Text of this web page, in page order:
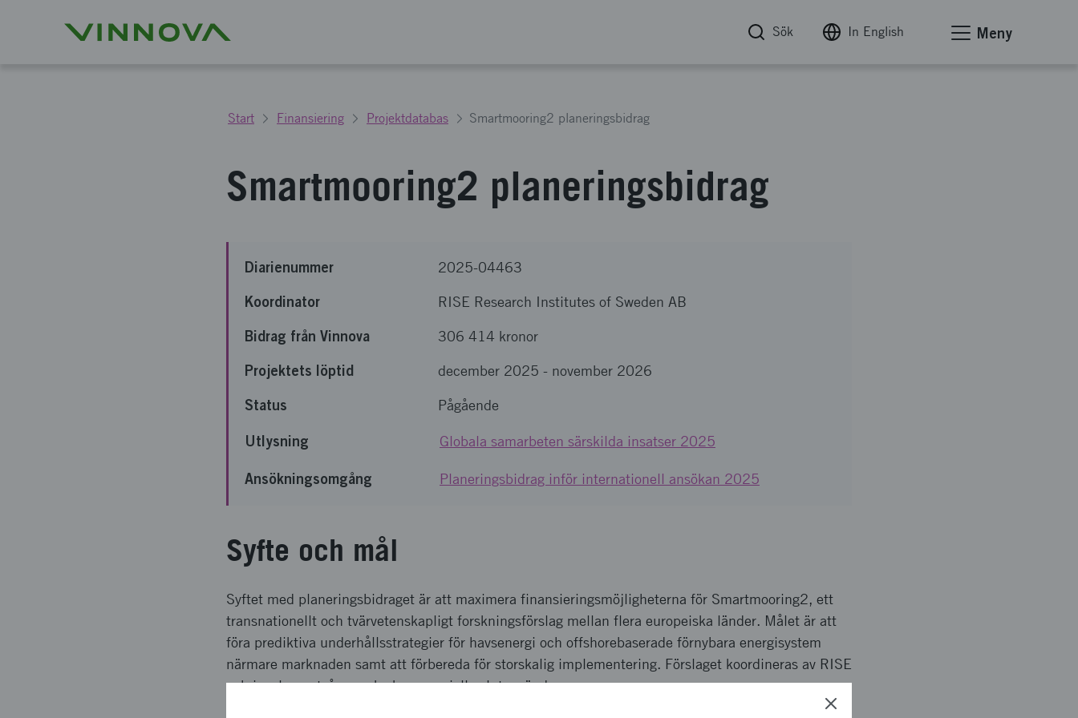
Sök In English Meny
Start Finansiering Projektdatabas Smartmooring2 planeringsbidrag
Smartmooring2 planeringsbidrag
Diarienummer 2025-04463
Koordinator RISE Research Institutes of Sweden AB
Bidrag från Vinnova 306 414 kronor
Projektets löptid december 2025 - november 2026
Status Pågående
Utlysning Globala samarbeten särskilda insatser 2025
Ansökningsomgång Planeringsbidrag inför internationell ansökan 2025
Syfte och mål
Syftet med planeringsbidraget är att maximera finansieringsmöjligheterna för Smartmooring2, ett
transnationellt och tvärvetenskapligt forskningsförslag mellan flera europeiska länder. Målet är att
föra prediktiva underhållsstrategier för havsenergi och offshorebaserade förnybara energisystem
närmare marknaden samt att förbereda för storskalig implementering. Förslaget koordineras av RISE
och involverar två svenska kommersiella slutanvändare.